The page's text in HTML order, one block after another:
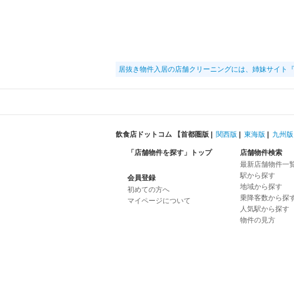
居抜き物件入居の店舗クリーニングには、姉妹サイト
飲食店ドットコム 【首都圏版 | 関西版 | 東海版 | 九州版
「店舗物件を探す」トップ
会員登録
初めての方へ
マイページについて
店舗物件検索
最新店舗物件一
駅から探す
地域から探す
乗降客数から探
人気駅から探す
物件の見方